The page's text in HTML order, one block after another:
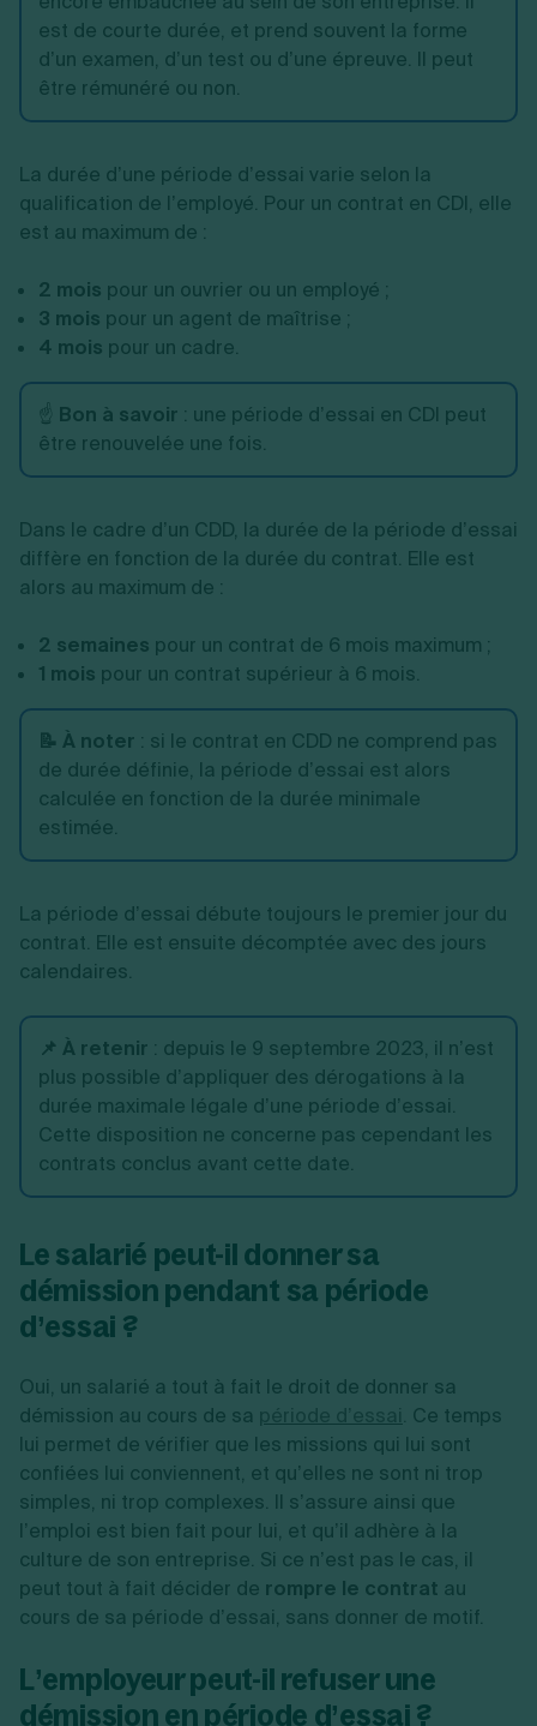
est de courte durée, et prend souvent la forme
d’un examen, d’un test ou d’une épreuve. Il peut
être rémunéré ou non.
La durée d’une période d’essai varie selon la
qualification de l’employé. Pour un contrat en CDI, elle
est au maximum de :
2 mois pour un ouvrier ou un employé ;
3 mois pour un agent de maîtrise ;
4 mois pour un cadre.
☝️ Bon à savoir : une période d’essai en CDI peut
être renouvelée une fois.
Dans le cadre d’un CDD, la durée de la période d’essai
diffère en fonction de la durée du contrat. Elle est
alors au maximum de :
2 semaines pour un contrat de 6 mois maximum ;
1 mois pour un contrat supérieur à 6 mois.
📝 À noter : si le contrat en CDD ne comprend pas
de durée définie, la période d’essai est alors
calculée en fonction de la durée minimale
estimée.
La période d’essai débute toujours le premier jour du
contrat. Elle est ensuite décomptée avec des jours
calendaires.
📌 À retenir : depuis le 9 septembre 2023, il n’est
plus possible d’appliquer des dérogations à la
durée maximale légale d’une période d’essai.
Cette disposition ne concerne pas cependant les
contrats conclus avant cette date.
Le salarié peut-il donner sa
démission pendant sa période
d’essai ?
Oui, un salarié a tout à fait le droit de donner sa
démission au cours de sa
Ce temps
lui permet de vérifier que les missions qui lui sont
confiées lui conviennent, et qu’elles ne sont ni trop
simples, ni trop complexes. Il s’assure ainsi que
l’emploi est bien fait pour lui, et qu’il adhère à la
culture de son entreprise. Si ce n’est pas le cas, il
peut tout à fait décider de rompre le contrat au
cours de sa période d’essai, sans donner de motif.
L’employeur peut-il refuser une
démission en période d’essai ?